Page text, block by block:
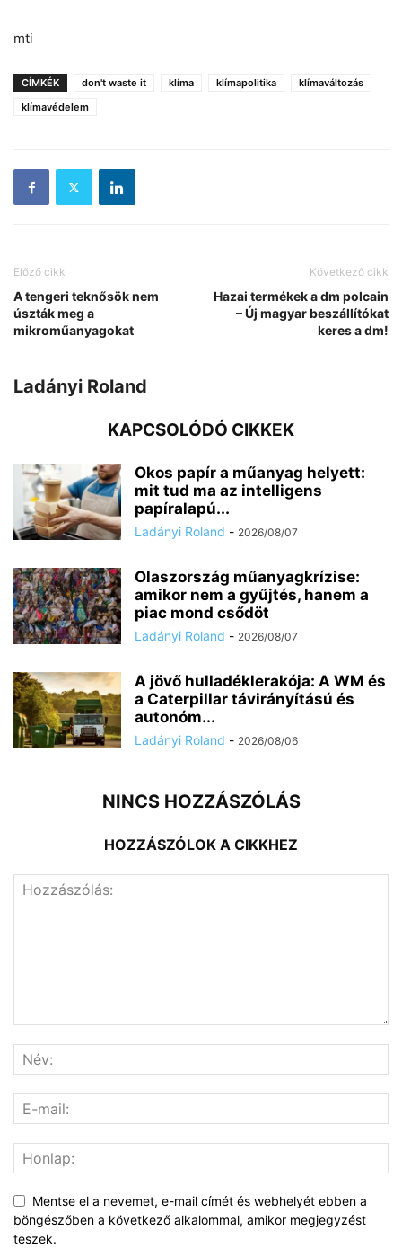
mti
CÍMKÉK don't waste it klíma klímapolitika
klímaváltozás
klímavédelem
Előző cikk
A tengeri teknősök nem
úszták meg a
mikroműanyagokat
Következő cikk
Hazai termékek a dm polcain
– Új magyar beszállítókat
keres a dm!
Ladányi Roland
KAPCSOLÓDÓ CIKKEK
Okos papír a műanyag helyett:
mit tud ma az intelligens
papíralapú...
Ladányi Roland - 2026/08/07
Olaszország műanyagkrízise:
amikor nem a gyűjtés, hanem a
piac mond csődöt
Ladányi Roland - 2026/08/07
A jövő hulladéklerakója: A WM és
a Caterpillar távirányítású és
autonóm...
Ladányi Roland - 2026/08/06
NINCS HOZZÁSZÓLÁS
HOZZÁSZÓLOK A CIKKHEZ
Mentse el a nevemet, e-mail címét és webhelyét ebben a
böngészőben a következő alkalommal, amikor megjegyzést
teszek.